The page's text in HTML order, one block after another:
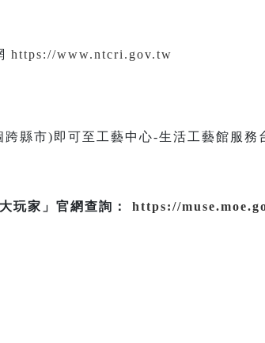
https://www.ntcri.gov.tw
縣市)即可至工藝中心-生活工藝館服
玩家」官網查詢： https://